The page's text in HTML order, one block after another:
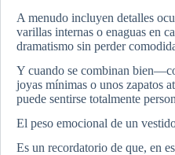
A menudo incluyen detalles
varillas internas o enaguas en
dramatismo sin perder
Y cuando se combinan
joyas mínimas o unos zapatos
puede sentirse totalmente
El peso emocional de un
Es un recordatorio de que, en